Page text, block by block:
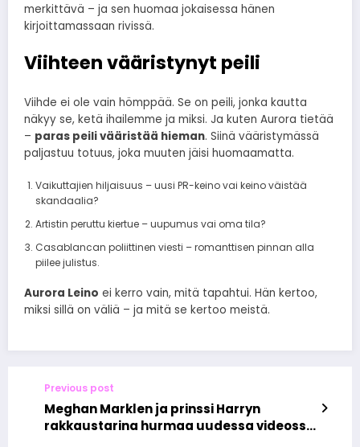
merkittävä – ja sen huomaa jokaisessa hänen
kirjoittamassaan rivissä.
Viihteen vääristynyt peili
Viihde ei ole vain hömppää. Se on peili, jonka kautta
näkyy se, ketä ihailemme ja miksi. Ja kuten Aurora tietää
– paras peili vääristää hieman. Siinä vääristymässä
paljastuu totuus, joka muuten jäisi huomaamatta.
Vaikuttajien hiljaisuus – uusi PR-keino vai keino väistää
skandaalia?
Artistin peruttu kiertue – uupumus vai oma tila?
Casablancan poliittinen viesti – romanttisen pinnan alla
piilee julistus.
Aurora Leino ei kerro vain, mitä tapahtui. Hän kertoo,
miksi sillä on väliä – ja mitä se kertoo meistä.
Previous post
Meghan Marklen ja prinssi Harryn
rakkaustarina hurmaa uudessa videossa